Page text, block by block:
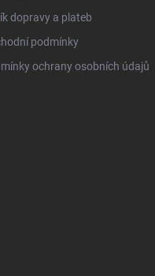
dopravy a plateb
podmínky
ochrany osobních údajů